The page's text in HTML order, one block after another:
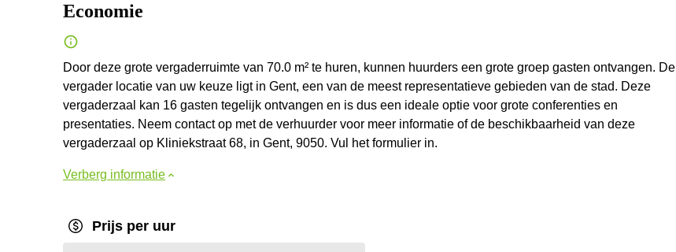
Economie
Door deze grote vergaderruimte van 70.0 m² te huren, kunnen huurders een grote groep gasten ontvangen. De
vergader locatie van uw keuze ligt in Gent, een van de meest representatieve gebieden van de stad. Deze
vergaderzaal kan 16 gasten tegelijk ontvangen en is dus een ideale optie voor grote conferenties en
presentaties. Neem contact op met de verhuurder voor meer informatie of de beschikbaarheid van deze
vergaderzaal op Kliniekstraat 68, in Gent, 9050. Vul het formulier in.
Verberg informatie
Prijs per uur